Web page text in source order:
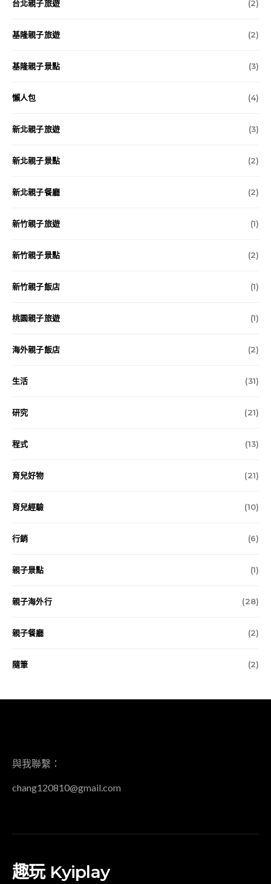
台北親子旅遊 (2)
基隆親子旅遊 (2)
基隆親子景點 (3)
懶人包 (4)
新北親子旅遊 (3)
新北親子景點 (2)
新北親子餐廳 (2)
新竹親子旅遊 (1)
新竹親子景點 (2)
新竹親子飯店 (1)
桃園親子旅遊 (1)
海外親子飯店 (2)
生活 (31)
研究 (21)
程式 (13)
育兒好物 (21)
育兒經驗 (10)
行銷 (6)
親子景點 (1)
親子海外行 (28)
親子餐廳 (2)
隨筆 (2)
與我聯繫：
chang120810@gmail.com
趣玩 Kyiplay